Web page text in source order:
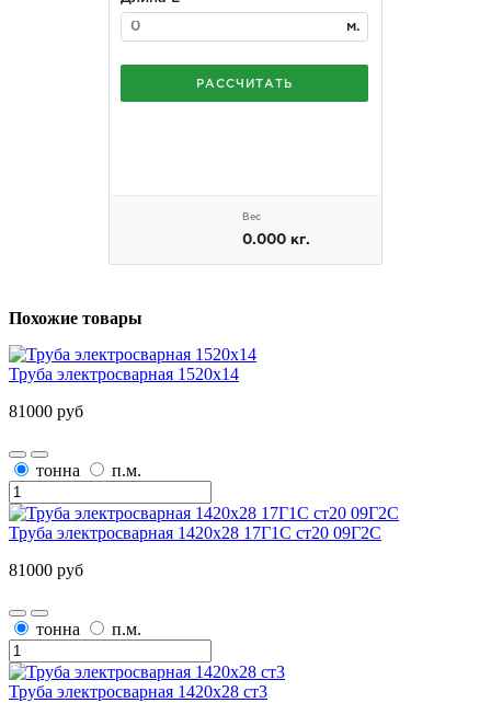
Похожие товары
Труба электросварная 1520х14
81000 руб
тонна п.м.
Труба электросварная 1420х28 17Г1С ст20 09Г2С
81000 руб
тонна п.м.
Труба электросварная 1420х28 ст3